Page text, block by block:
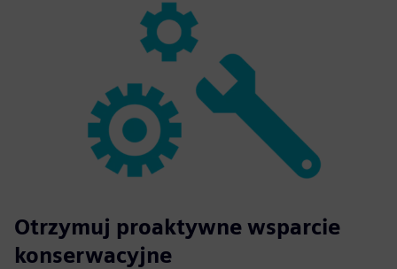
Otrzymuj proaktywne wsparcie
konserwacyjne